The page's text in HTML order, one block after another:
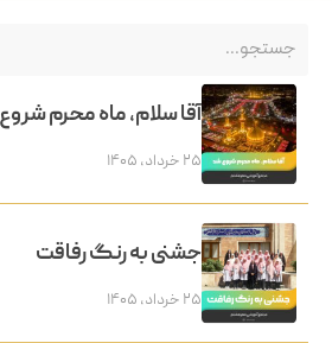
آقا سلام، ماه محرم
۲۵ خرداد, ۱۴۰۵
جشنی به رنگ رفاقت
۲۵ خرداد, ۱۴۰۵